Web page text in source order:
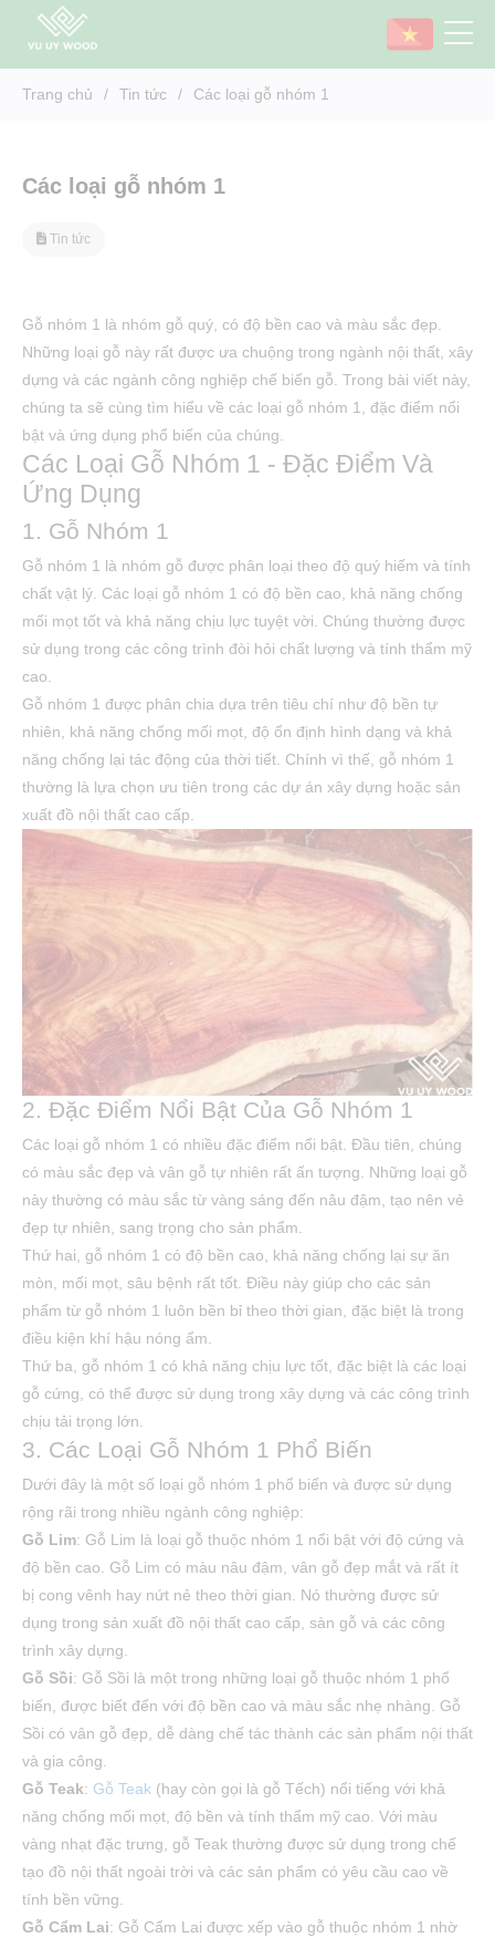
Trang chủ / Tin tức / Các loại gỗ nhóm 1
Các loại gỗ nhóm 1
Tin tức
Gỗ nhóm 1 là nhóm gỗ quý, có độ bền cao và màu sắc đẹp.
Những loại gỗ này rất được ưa chuộng trong ngành nội thất, xây
dựng và các ngành công nghiệp chế biến gỗ. Trong bài viết này,
chúng ta sẽ cùng tìm hiểu về các loại gỗ nhóm 1, đặc điểm nổi
bật và ứng dụng phổ biến của chúng.
Các Loại Gỗ Nhóm 1 - Đặc Điểm Và
Ứng Dụng
1. Gỗ Nhóm 1
Gỗ nhóm 1 là nhóm gỗ được phân loại theo độ quý hiếm và tính
chất vật lý. Các loại gỗ nhóm 1 có độ bền cao, khả năng chống
mối mọt tốt và khả năng chịu lực tuyệt vời. Chúng thường được
sử dụng trong các công trình đòi hỏi chất lượng và tính thẩm mỹ
cao.
Gỗ nhóm 1 được phân chia dựa trên tiêu chí như độ bền tự
nhiên, khả năng chống mối mọt, độ ổn định hình dạng và khả
năng chống lại tác động của thời tiết. Chính vì thế, gỗ nhóm 1
thường là lựa chọn ưu tiên trong các dự án xây dựng hoặc sản
xuất đồ nội thất cao cấp.
2. Đặc Điểm Nổi Bật Của Gỗ Nhóm 1
Các loại gỗ nhóm 1 có nhiều đặc điểm nổi bật. Đầu tiên, chúng
có màu sắc đẹp và vân gỗ tự nhiên rất ấn tượng. Những loại gỗ
này thường có màu sắc từ vàng sáng đến nâu đậm, tạo nên vẻ
đẹp tự nhiên, sang trọng cho sản phẩm.
Thứ hai, gỗ nhóm 1 có độ bền cao, khả năng chống lại sự ăn
mòn, mối mọt, sâu bệnh rất tốt. Điều này giúp cho các sản
phẩm từ gỗ nhóm 1 luôn bền bỉ theo thời gian, đặc biệt là trong
điều kiện khí hậu nóng ẩm.
Thứ ba, gỗ nhóm 1 có khả năng chịu lực tốt, đặc biệt là các loại
gỗ cứng, có thể được sử dụng trong xây dựng và các công trình
chịu tải trọng lớn.
3. Các Loại Gỗ Nhóm 1 Phổ Biến
Dưới đây là một số loại gỗ nhóm 1 phổ biến và được sử dụng
rộng rãi trong nhiều ngành công nghiệp:
Gỗ Lim: Gỗ Lim là loại gỗ thuộc nhóm 1 nổi bật với độ cứng và
độ bền cao. Gỗ Lim có màu nâu đậm, vân gỗ đẹp mắt và rất ít
bị cong vênh hay nứt nẻ theo thời gian. Nó thường được sử
dụng trong sản xuất đồ nội thất cao cấp, sàn gỗ và các công
trình xây dựng.
Gỗ Sồi: Gỗ Sồi là một trong những loại gỗ thuộc nhóm 1 phổ
biến, được biết đến với độ bền cao và màu sắc nhẹ nhàng. Gỗ
Sồi có vân gỗ đẹp, dễ dàng chế tác thành các sản phẩm nội thất
và gia công.
Gỗ Teak: Gỗ Teak (hay còn gọi là gỗ Tếch) nổi tiếng với khả
năng chống mối mọt, độ bền và tính thẩm mỹ cao. Với màu
vàng nhạt đặc trưng, gỗ Teak thường được sử dụng trong chế
tạo đồ nội thất ngoài trời và các sản phẩm có yêu cầu cao về
tính bền vững.
Gỗ Cẩm Lai: Gỗ Cẩm Lai được xếp vào gỗ thuộc nhóm 1 nhờ